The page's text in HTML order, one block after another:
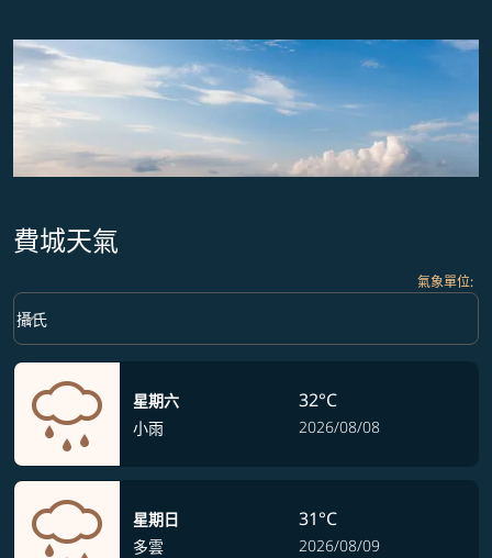
費城天氣
氣象單位:
Weather unit option 攝氏 Selected
攝氏
keyboard_arrow_down
星期六
小雨
32°C
2026/08/08
星期日
多雲
31°C
2026/08/09